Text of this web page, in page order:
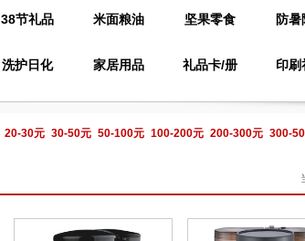
38节礼品 米面粮油 坚果零食 防暑
洗护日化 家居用品 礼品卡/册 印刷
20-30元 30-50元 50-100元 100-200元 200-300元 300-